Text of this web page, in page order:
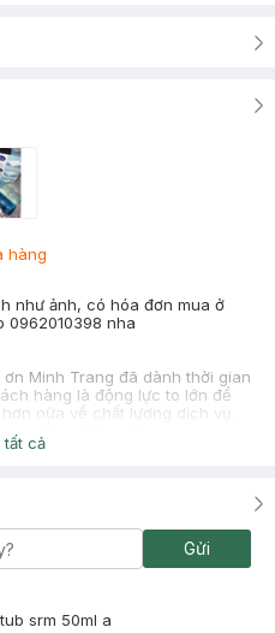
hàng
như ảnh, có hóa đơn mua ở
0962010398 nha
Minh Trang đã dành thời gian
hàng là động lực to lớn để
nữa về chất lượng dịch vụ.
sắm tại Hasaki!
tất cả
Gửi
srm 50ml a